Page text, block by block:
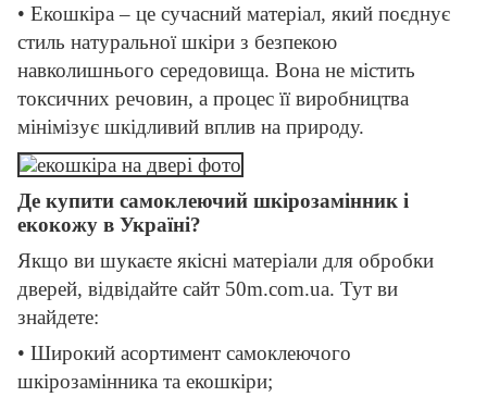
• Екошкіра – це сучасний матеріал, який поєднує
стиль натуральної шкіри з безпекою
навколишнього середовища. Вона не містить
токсичних речовин, а процес її виробництва
мінімізує шкідливий вплив на природу.
Де купити самоклеючий шкірозамінник і
екокожу в Україні?
Якщо ви шукаєте якісні матеріали для обробки
дверей, відвідайте сайт 50m.com.ua. Тут ви
знайдете:
• Широкий асортимент самоклеючого
шкірозамінника та екошкіри;